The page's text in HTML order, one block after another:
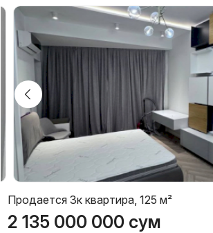
Продается 3к квартира, 125 м²
2 135 000 000 сум